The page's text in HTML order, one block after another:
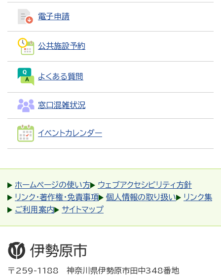
電子申請
公共施設予約
よくある質問
窓口混雑状況
イベントカレンダー
ホームページの使い方
ウェブアクセシビリティ方針
リンク・著作権・免責事項
個人情報の取り扱い
リンク集
ご利用案内
サイトマップ
〒259-1188 神奈川県伊勢原市田中348番地